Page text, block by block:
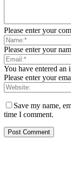
Please enter your
Please enter your
You have entered an
Please enter your
Save my name,
time I comment.